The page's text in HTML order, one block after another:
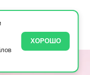
ХОРОШО